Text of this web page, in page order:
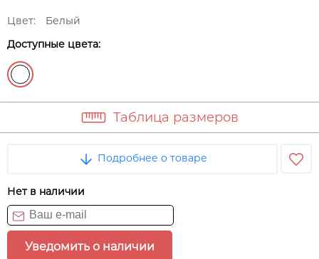
Цвет:
Белый
Доступные цвета:
Таблица размеров
Подробнее о товаре
Нет в наличии
Уведомить о наличии